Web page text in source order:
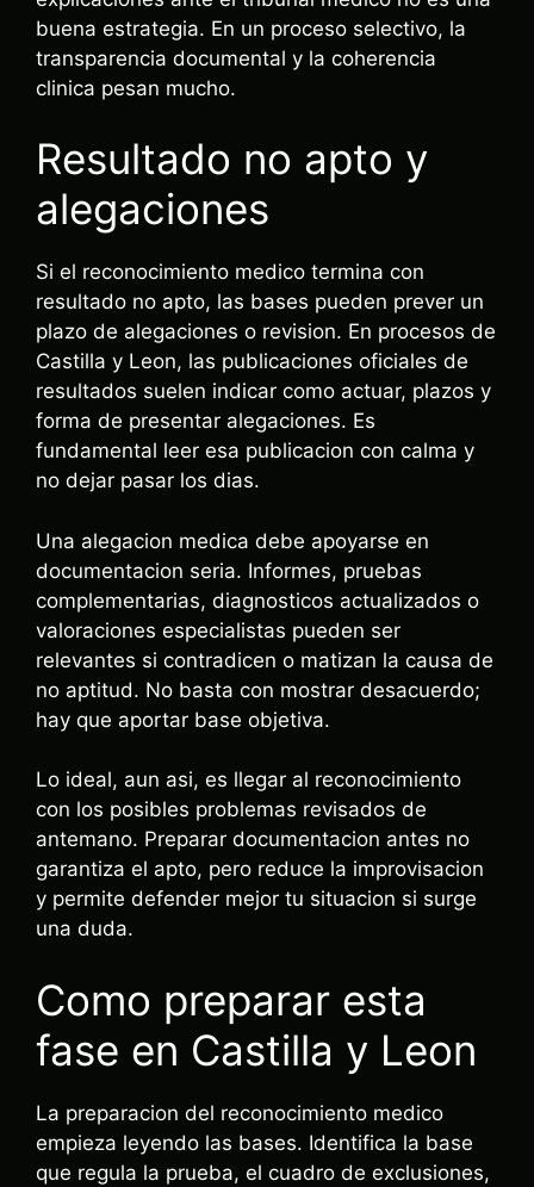
buena estrategia. En un proceso selectivo, la
transparencia documental y la coherencia
clinica pesan mucho.
Resultado no apto y
alegaciones
Si el reconocimiento medico termina con
resultado no apto, las bases pueden prever un
plazo de alegaciones o revision. En procesos de
Castilla y Leon, las publicaciones oficiales de
resultados suelen indicar como actuar, plazos y
forma de presentar alegaciones. Es
fundamental leer esa publicacion con calma y
no dejar pasar los dias.
Una alegacion medica debe apoyarse en
documentacion seria. Informes, pruebas
complementarias, diagnosticos actualizados o
valoraciones especialistas pueden ser
relevantes si contradicen o matizan la causa de
no aptitud. No basta con mostrar desacuerdo;
hay que aportar base objetiva.
Lo ideal, aun asi, es llegar al reconocimiento
con los posibles problemas revisados de
antemano. Preparar documentacion antes no
garantiza el apto, pero reduce la improvisacion
y permite defender mejor tu situacion si surge
una duda.
Como preparar esta
fase en Castilla y Leon
La preparacion del reconocimiento medico
empieza leyendo las bases. Identifica la base
que regula la prueba, el cuadro de exclusiones,